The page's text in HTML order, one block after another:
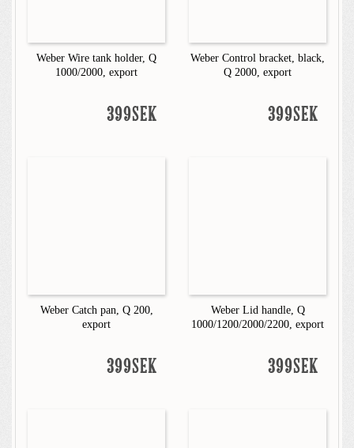
Weber Wire tank holder, Q
1000/2000, export
399SEK
Weber Control bracket, black,
Q 2000, export
399SEK
Weber Catch pan, Q 200,
export
399SEK
Weber Lid handle, Q
1000/1200/2000/2200, export
399SEK